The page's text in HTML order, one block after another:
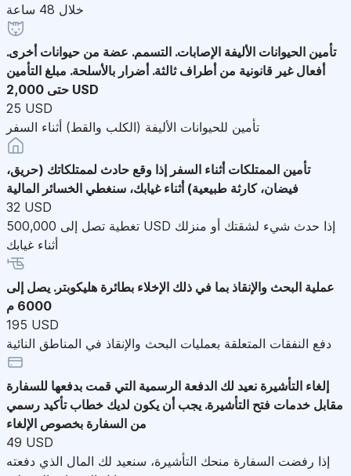
خلال 48 ساعة
تأمين الحيوانات الأليفة الإصابات. التسمم. عضة من حيوانات أخرى.
أفعال غير قانونية من أطراف ثالثة. أضرار بالأسلحة. مبلغ التأمين
حتى 2,000 USD
25 USD
تأمين للحيوانات الأليفة (الكلب والقط) أثناء السفر
تأمين الممتلكات أثناء السفر إذا وقع حادث لممتلكاتك (حريق،
فيضان، كارثة طبيعية) أثناء غيابك، سنغطي الخسائر المالية
32 USD
تغطية تصل إلى 500,000 USD إذا حدث شيء لشقتك أو منزلك
أثناء غيابك
عملية البحث والإنقاذ بما في ذلك الإخلاء بطائرة هليكوبتر. يصل إلى
6000 م
195 USD
دفع النفقات المتعلقة بعمليات البحث والإنقاذ في المناطق النائية
إلغاء التأشيرة نعيد لك الدفعة الرسمية التي قمت بدفعها للسفارة
مقابل خدمات فتح التأشيرة. يجب أن يكون لديك خطاب تأكيد رسمي
من السفارة بخصوص الإلغاء
49 USD
إذا رفضت السفارة منحك التأشيرة، سنعيد لك المال الذي دفعته